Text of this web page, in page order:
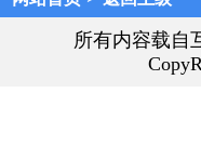
所有内容载自